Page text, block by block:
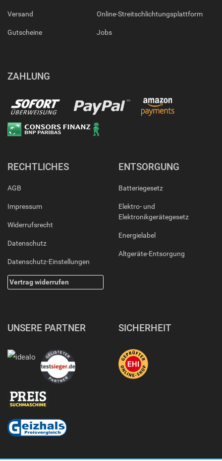
Versand
Gutscheine
Online-Streitschlichtungsplattform
Jobs
ZAHLUNG
RECHTLICHES
AGB
Impressum
Widerrufsrecht
Datenschutz
Datenschutz-Einstellungen
Vertrag widerrufen
ENTSORGUNG
Batteriegesetz
Elektro- und
Elektronikgerätegesetz
Energielabel
Altgeräte-Entsorgung
UNSERE PARTNER SICHERHEIT